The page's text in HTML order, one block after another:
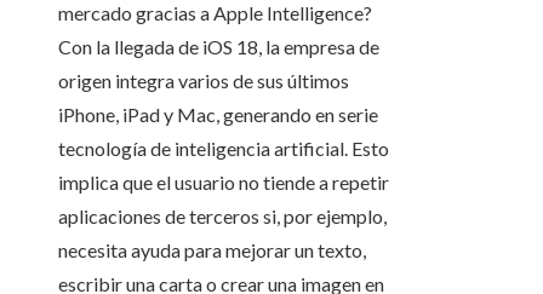
mercado gracias a Apple Intelligence?
Con la llegada de iOS 18, la empresa de
origen integra varios de sus últimos
iPhone, iPad y Mac, generando en serie
tecnología de inteligencia artificial. Esto
implica que el usuario no tiende a repetir
aplicaciones de terceros si, por ejemplo,
necesita ayuda para mejorar un texto,
escribir una carta o crear una imagen en